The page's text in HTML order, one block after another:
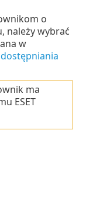
o
należy wybrać
w
ma
ESET